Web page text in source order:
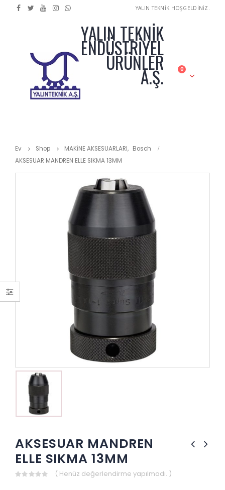
YALIN TEKNİK HOŞGELDİNİZ.
YALIN TEKNİK
ENDÜSTRİYEL
ÜRÜNLER
A.Ş. 0
Ev Shop MAKİNE AKSESUARLARI, Bosch
AKSESUAR MANDREN ELLE SIKMA 13MM
AKSESUAR MANDREN
ELLE SIKMA 13MM
( Henüz değerlendirme yapılmadı. )